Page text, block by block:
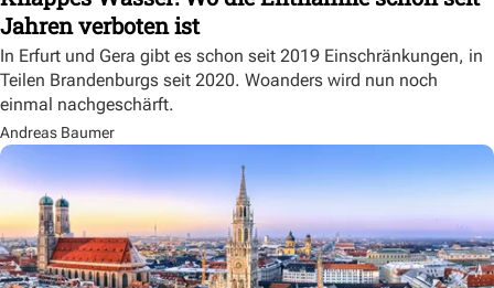
Jahren verboten ist
In Erfurt und Gera gibt es schon seit 2019 Einschränkungen, in
Teilen Brandenburgs seit 2020. Woanders wird nun noch
einmal nachgeschärft.
Andreas Baumer